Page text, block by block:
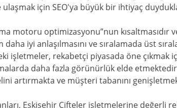
için SEO'ya büyük bir ihtiyaç
motoru optimizasyonu”nun
daha iyi anlaşılmasını ve sıralamada üst
işletmeler, rekabetçi piyasada öne çıkmak
daha fazla görünürlük elde
artırmakta ve müşteri tabanını
Eskişehir Çifteler işletmelerine değerli